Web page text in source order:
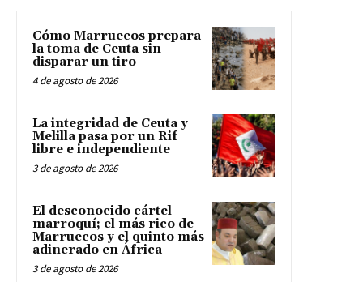
Cómo Marruecos prepara
la toma de Ceuta sin
disparar un tiro
4 de agosto de 2026
La integridad de Ceuta y
Melilla pasa por un Rif
libre e independiente
3 de agosto de 2026
El desconocido cártel
marroquí; el más rico de
Marruecos y el quinto más
adinerado en África
3 de agosto de 2026